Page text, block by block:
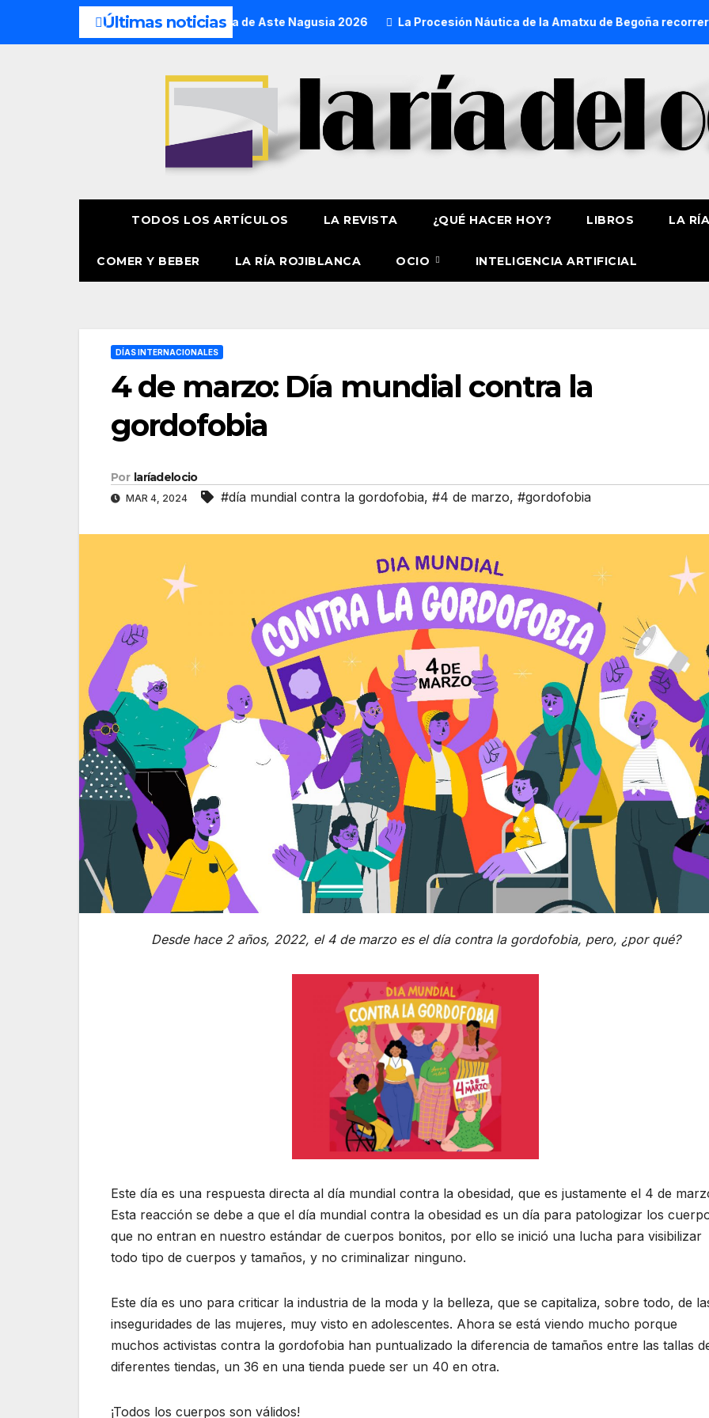
Últimas noticias
de la pregonera y txupinera de Aste Nagusia 2026 La Procesión Náutica de la Amatxu de Begoña recorrerá la ría
TODOS LOS ARTÍCULOS LA REVISTA ¿QUÉ HACER HOY? LIBROS LA
COMER Y BEBER LA RÍA ROJIBLANCA OCIO INTELIGENCIA ARTIFICIAL
DÍAS INTERNACIONALES
4 de marzo: Día mundial contra la
gordofobia
Por laríadelocio
MAR 4, 2024 #día mundial contra la gordofobia, #4 de marzo, #gordofobia
Desde hace 2 años, 2022, el 4 de marzo es el día contra la gordofobia, pero, ¿por qué?
Este día es una respuesta directa al día mundial contra la obesidad, que es justamente el 4 de
Esta reacción se debe a que el día mundial contra la obesidad es un día para patologizar los
que no entran en nuestro estándar de cuerpos bonitos, por ello se inició una lucha para visibilizar
todo tipo de cuerpos y tamaños, y no criminalizar ninguno.
Este día es uno para criticar la industria de la moda y la belleza, que se capitaliza, sobre todo, de
inseguridades de las mujeres, muy visto en adolescentes. Ahora se está viendo mucho porque
muchos activistas contra la gordofobia han puntualizado la diferencia de tamaños entre las tallas
diferentes tiendas, un 36 en una tienda puede ser un 40 en otra.
¡Todos los cuerpos son válidos!